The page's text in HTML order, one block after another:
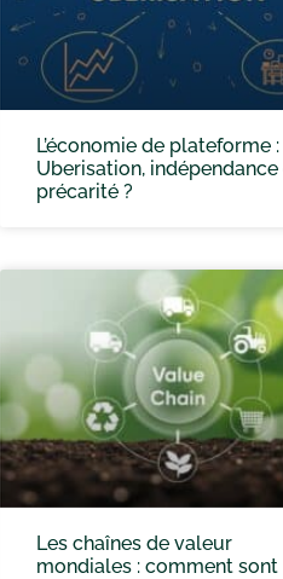
L’économie de plateforme :
Uberisation, indépendance
précarité ?
Les chaînes de valeur
mondiales : comment sont